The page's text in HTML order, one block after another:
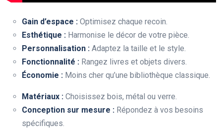
Gain d’espace : Optimisez chaque recoin.
Esthétique : Harmonise le décor de votre pièce.
Personnalisation : Adaptez la taille et le style.
Fonctionnalité : Rangez livres et objets divers.
Économie : Moins cher qu’une bibliothèque classique.
Matériaux : Choisissez bois, métal ou verre.
Conception sur mesure : Répondez à vos besoins
spécifiques.